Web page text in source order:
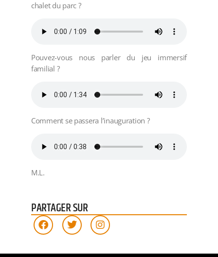
chalet du parc ?
Pouvez-vous nous parler du jeu immersif
familial ?
Comment se passera l’inauguration ?
M.L.
PARTAGER SUR